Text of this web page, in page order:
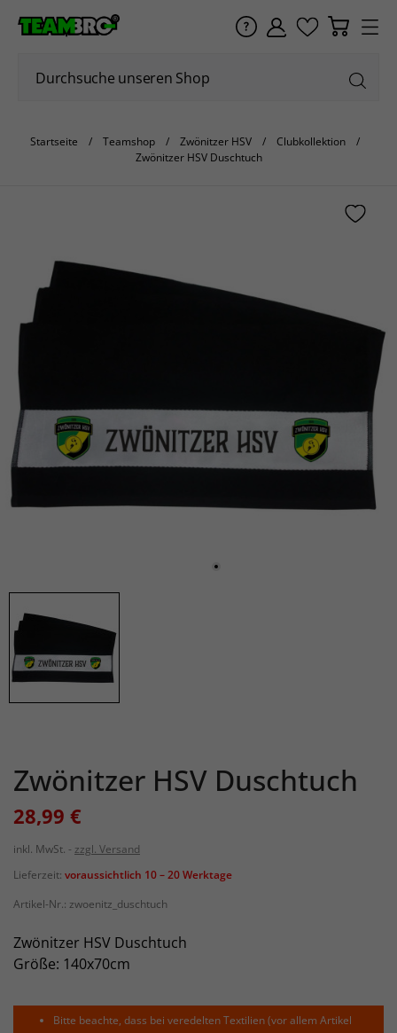
Startseite Teamshop Zwönitzer HSV
Clubkollektion
Zwönitzer HSV Duschtuch
Zwönitzer HSV Duschtuch
28,99 €
inkl. MwSt.
zzgl. Versand
Lieferzeit: voraussichtlich 10 – 20 Werktage
Artikel-Nr.: zwoenitz_duschtuch
Zwönitzer HSV Duschtuch
Größe: 140x70cm
Bitte beachte, dass bei veredelten Textilien (vor allem Artikel